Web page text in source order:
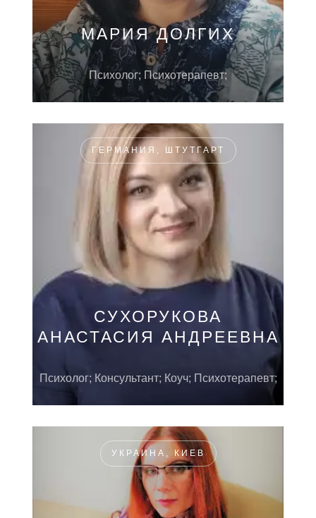
МАРИЯ ДОЛГИХ
Психолог; Психотерапевт;
ГЕРМАНИЯ, ШТУТГАРТ
СУХОРУКОВА
АНАСТАСИЯ АНДРЕЕВНА
Психолог; Консультант; Коуч; Психотерапевт;
УКРАИНА, КИЕВ